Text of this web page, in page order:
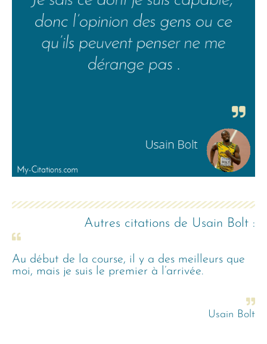
Autres citations de Usain Bolt :
Au début de la course, il y a des meilleurs que
moi, mais je suis le premier à l’arrivée.
Usain Bolt